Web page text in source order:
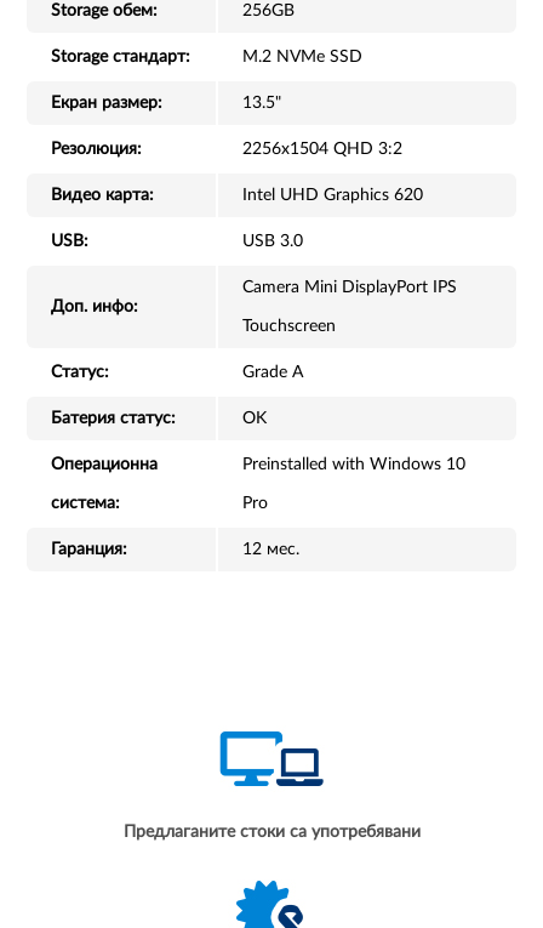
Storage обем: 256GB
Storage стандарт: M.2 NVMe SSD
Екран размер: 13.5"
Резолюция: 2256x1504 QHD 3:2
Видео карта: Intel UHD Graphics 620
USB: USB 3.0
Доп. инфо:
Camera Mini DisplayPort IPS
Touchscreen
Статус: Grade A
Батерия статус: OK
Операционна
система:
Preinstalled with Windows 10
Pro
Гаранция: 12 мес.
Предлаганите стоки са употребявани